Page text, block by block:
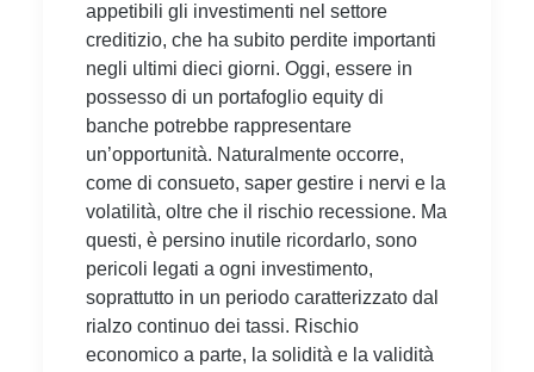
appetibili gli investimenti nel settore
creditizio, che ha subito perdite importanti
negli ultimi dieci giorni. Oggi, essere in
possesso di un portafoglio equity di
banche potrebbe rappresentare
un’opportunità. Naturalmente occorre,
come di consueto, saper gestire i nervi e la
volatilità, oltre che il rischio recessione. Ma
questi, è persino inutile ricordarlo, sono
pericoli legati a ogni investimento,
soprattutto in un periodo caratterizzato dal
rialzo continuo dei tassi. Rischio
economico a parte, la solidità e la validità